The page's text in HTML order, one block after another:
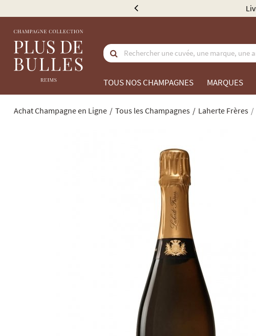
TOUS NOS CHAMPAGNES MARQUES
Achat Champagne en Ligne Tous les Champagnes Laherte Frères